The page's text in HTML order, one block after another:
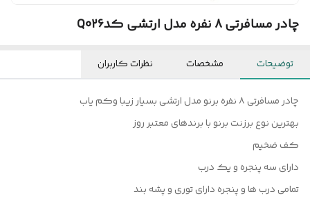
چادر مسافرتی 8 نفره مدل ارتشی کدQ026
توضیحات مشخصات نظرات کاربران
چادر مسافرتی ۸ نفره برنو مدل ارتشی بسیار زیبا و‌کم یاب
بهترین نوع برزنت برنو با برندهای معتبر روز
کف ضخیم
دارای سه پنجره و یک درب
تمامی درب ها و پنجره دارای توری و پشه بند